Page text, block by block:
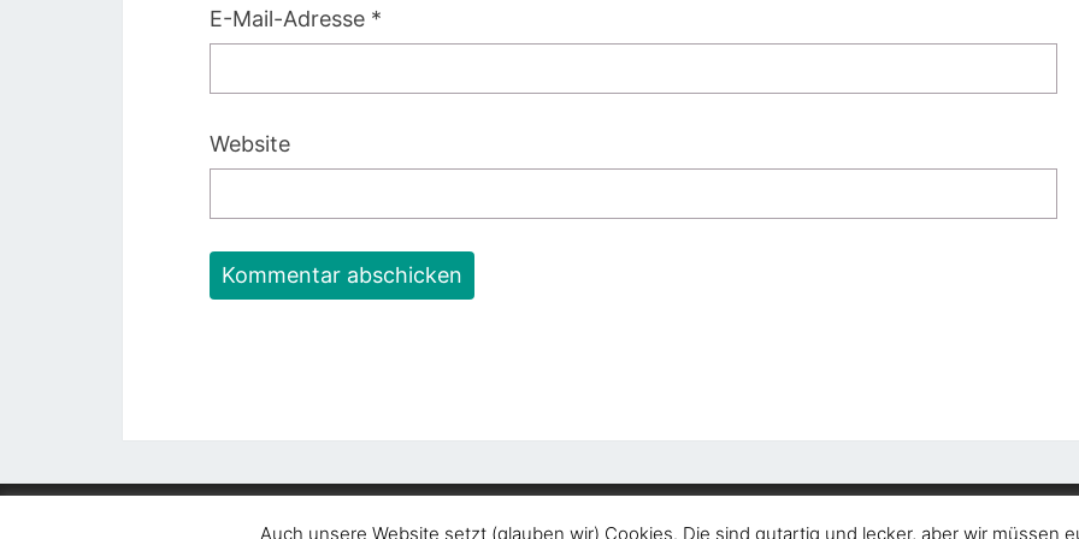
E-Mail-Adresse *
Website
Auch unsere Website setzt (glauben wir) Cookies. Die sind gutartig und lecker, aber wir müssen